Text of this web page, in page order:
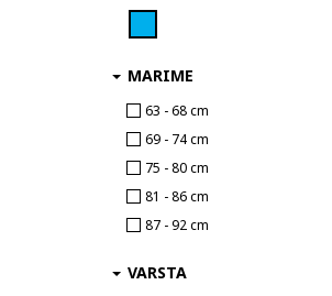
MARIME
63 - 68 cm
69 - 74 cm
75 - 80 cm
81 - 86 cm
87 - 92 cm
VARSTA